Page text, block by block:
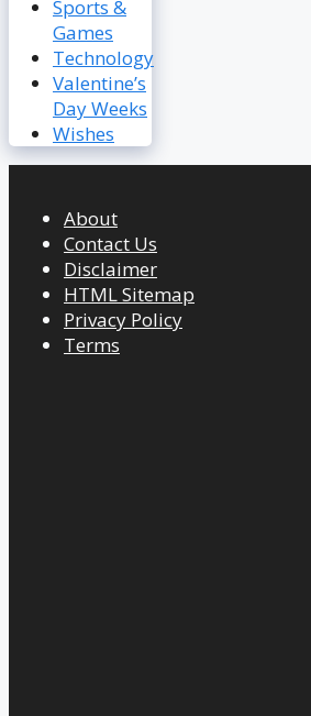
Sports &
Games
Technology
Valentine’s
Day Weeks
Wishes
About
Contact Us
Disclaimer
HTML Sitemap
Privacy Policy
Terms